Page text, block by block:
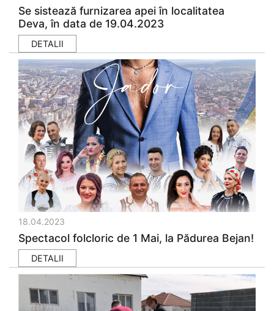
Se sistează furnizarea apei în localitatea
Deva, în data de 19.04.2023
DETALII
18.04.2023
Spectacol folcloric de 1 Mai, la Pădurea Bejan!
DETALII